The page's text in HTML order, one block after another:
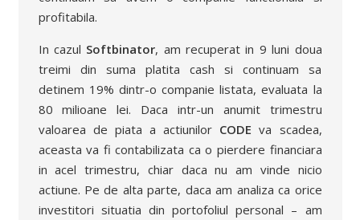
profitabila.
In cazul Softbinator, am recuperat in 9 luni doua
treimi din suma platita cash si continuam sa
detinem 19% dintr-o companie listata, evaluata la
80 milioane lei. Daca intr-un anumit trimestru
valoarea de piata a actiunilor CODE va scadea,
aceasta va fi contabilizata ca o pierdere financiara
in acel trimestru, chiar daca nu am vinde nicio
actiune. Pe de alta parte, daca am analiza ca orice
investitori situatia din portofoliul personal – am